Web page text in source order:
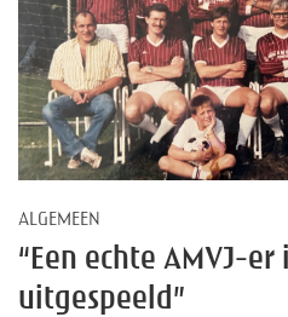
ALGEMEEN
“Een echte AMVJ-
uitgespeeld”